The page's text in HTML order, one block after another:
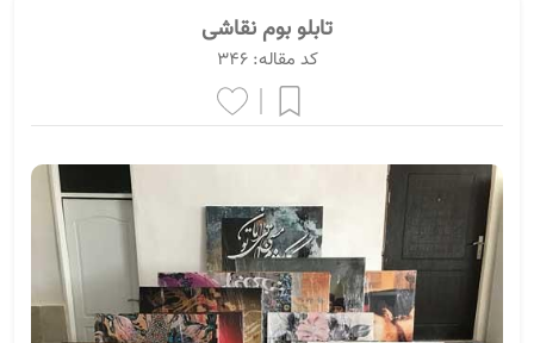
تابلو بوم نقاشی
کد مقاله: 346